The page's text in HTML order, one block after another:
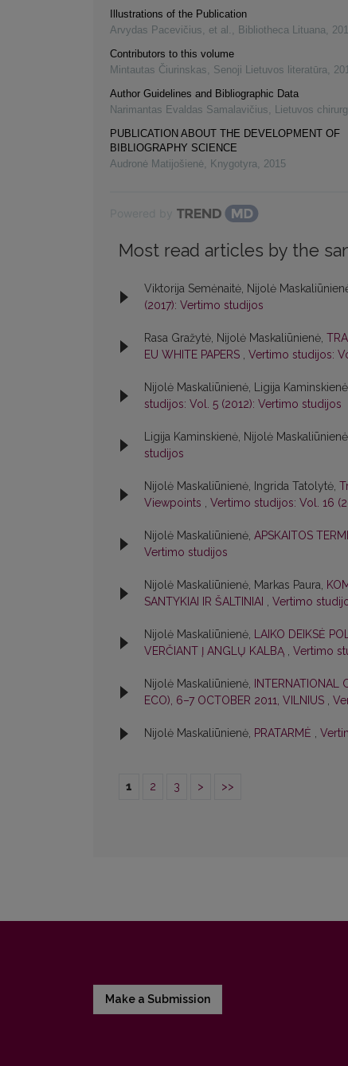
Illustrations of the Publication
Arvydas Pacevičius, et al. , Bibliotheca Lituana,
Contributors to this volume
Mintautas Čiurinskas, Senoji Lietuvos literatūra,
Author Guidelines and Bibliographic Data
Narimantas Evaldas Samalavičius, Lietuvos
PUBLICATION ABOUT THE DEVELOPMENT OF
BIBLIOGRAPHY SCIENCE
Audronė Matijošienė, Knygotyra, 2015
Most read articles by the
Viktorija Semėnaitė, Nijolė
(2017): Vertimo studijos
Rasa Gražytė, Nijolė Maskaliūnienė,
EU WHITE PAPERS , Vertimo studijos:
Nijolė Maskaliūnienė, Ligija
studijos: Vol. 5 (2012): Vertimo studijos
Ligija Kaminskienė, Nijolė
studijos
Nijolė Maskaliūnienė, Ingrida Tatolytė,
Viewpoints , Vertimo studijos: Vol. 16
Nijolė Maskaliūnienė, APSKAITOS
Vertimo studijos
Nijolė Maskaliūnienė, Markas Paura,
SANTYKIAI IR ŠALTINIAI , Vertimo
Nijolė Maskaliūnienė, LAIKO DEIKSĖ
VERČIANT Į ANGLŲ KALBĄ , Vertimo
Nijolė Maskaliūnienė,
INTERNATIONAL
ECO), 6–7 OCTOBER 2011, VILNIUS ,
Nijolė Maskaliūnienė, PRATARMĖ ,
1 2 3 > >>
Make a Submission